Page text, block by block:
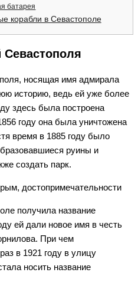
батарея
корабли в Севастополе
Севастополя
носящая имя адмирала
историю, ведь ей уже более
здесь была построена
году она была уничтожена
время в 1885 году было
руины и
создать парк.
получила название
ей дали новое имя в честь
При чем
в 1921 году в улицу
носить название